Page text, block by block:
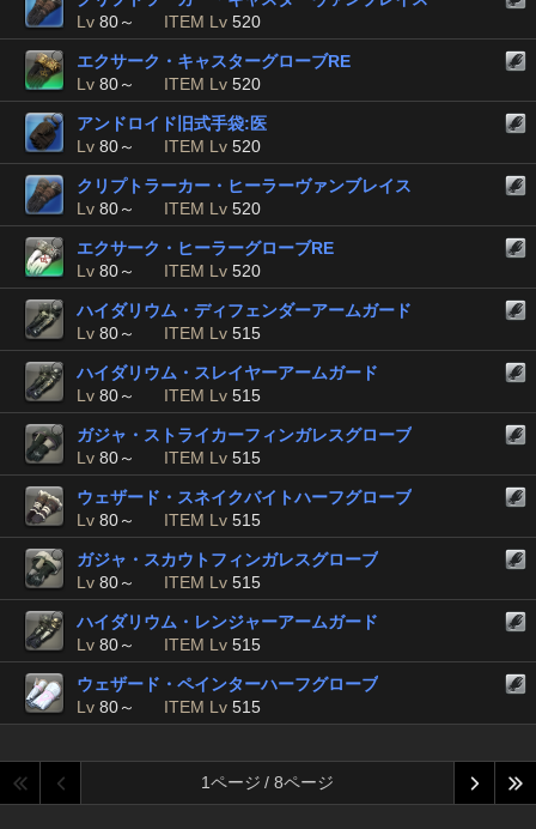
Lv 80～ ITEM Lv 520
エクサーク・キャスターグローブRE
Lv 80～ ITEM Lv 520
アンドロイド旧式手袋:医
Lv 80～ ITEM Lv 520
クリプトラーカー・ヒーラーヴァンブレイス
Lv 80～ ITEM Lv 520
エクサーク・ヒーラーグローブRE
Lv 80～ ITEM Lv 520
ハイダリウム・ディフェンダーアームガード
Lv 80～ ITEM Lv 515
ハイダリウム・スレイヤーアームガード
Lv 80～ ITEM Lv 515
ガジャ・ストライカーフィンガレスグローブ
Lv 80～ ITEM Lv 515
ウェザード・スネイクバイトハーフグローブ
Lv 80～ ITEM Lv 515
ガジャ・スカウトフィンガレスグローブ
Lv 80～ ITEM Lv 515
ハイダリウム・レンジャーアームガード
Lv 80～ ITEM Lv 515
ウェザード・ペインターハーフグローブ
Lv 80～ ITEM Lv 515
1ページ / 8ページ